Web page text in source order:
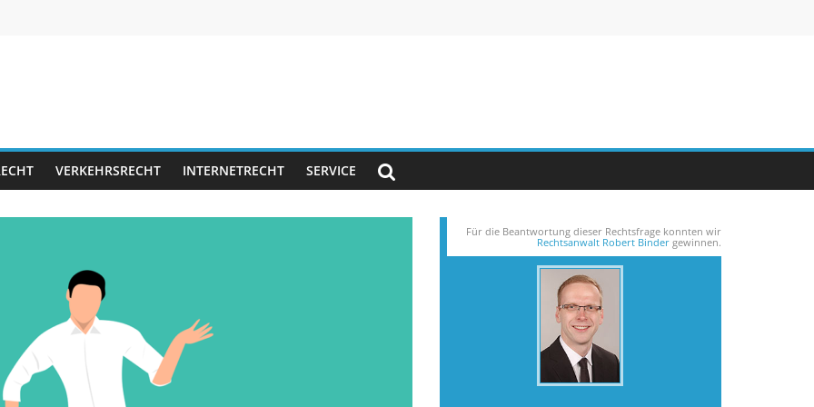
VERKEHRSRECHT INTERNETRECHT SERVICE
Für die Beantwortung dieser Rechts­frage konnten wir
Rechtsanwalt Robert Binder gewinnen.